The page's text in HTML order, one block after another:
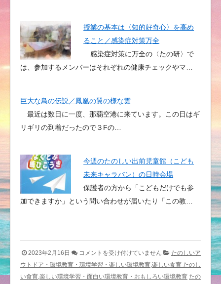
授業の基本は〈知的好奇心〉を高め
ること／感染症対策万全
感染症対策に万全の〈たの研〉で
は、参加するメンバーはそれぞれの健康チェックやマ…
巨大な鳥の伝説／鳳凰の翼の様な雲
最近は数日に一度、那覇空港に来ています。この日はギ
リギリの到着だったので３Fの…
今週のたのしい出前児童館（こども
未来キャラバン）の日時会場
保護者の方から「こどもだけでも参
加できますか」という問い合わせが届いたり「この教…
2023年2月16日
た
の
し
コメントを受け付けていません
たのしいア
ウトドア・環境教育・環境学習・楽しい環境教育,楽しい食育 たのし
い食育,楽しい環境学習・面白い環境教育・おもしろい環境教育 たの